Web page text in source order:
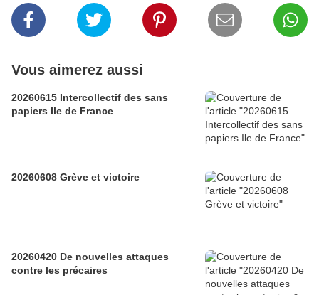
Vous aimerez aussi
20260615 Intercollectif des sans
papiers Ile de France
20260608 Grève et victoire
20260420 De nouvelles attaques
contre les précaires